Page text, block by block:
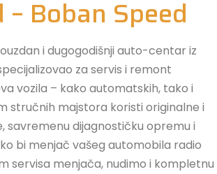
Boban Speed
i dugogodišnji auto-centar iz
za servis i remont
vozila – kako automatskih, tako i
stručnih majstora koristi originalne i
savremenu dijagnostičku opremu i
bi menjač vašeg automobila radio
servisa menjača, nudimo i kompletnu